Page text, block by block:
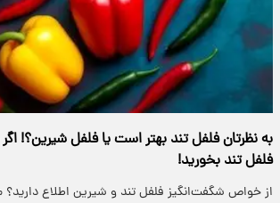
به نظرتان فلفل تند بهتر است یا فلفل شیرین؟!
فلفل تند بخورید!
از خواص شگفت‌انگیز فلفل تند و شیرین اطلاع دارید؟